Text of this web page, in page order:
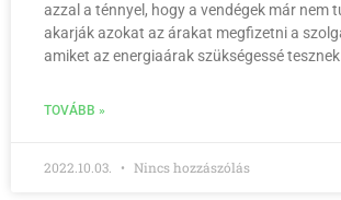
azzal a ténnyel, hogy a vendégek már nem
akarják azokat az árakat megfizetni a
amiket az energiaárak szükségessé
TOVÁBB »
2022.10.03. Nincs hozzászólás